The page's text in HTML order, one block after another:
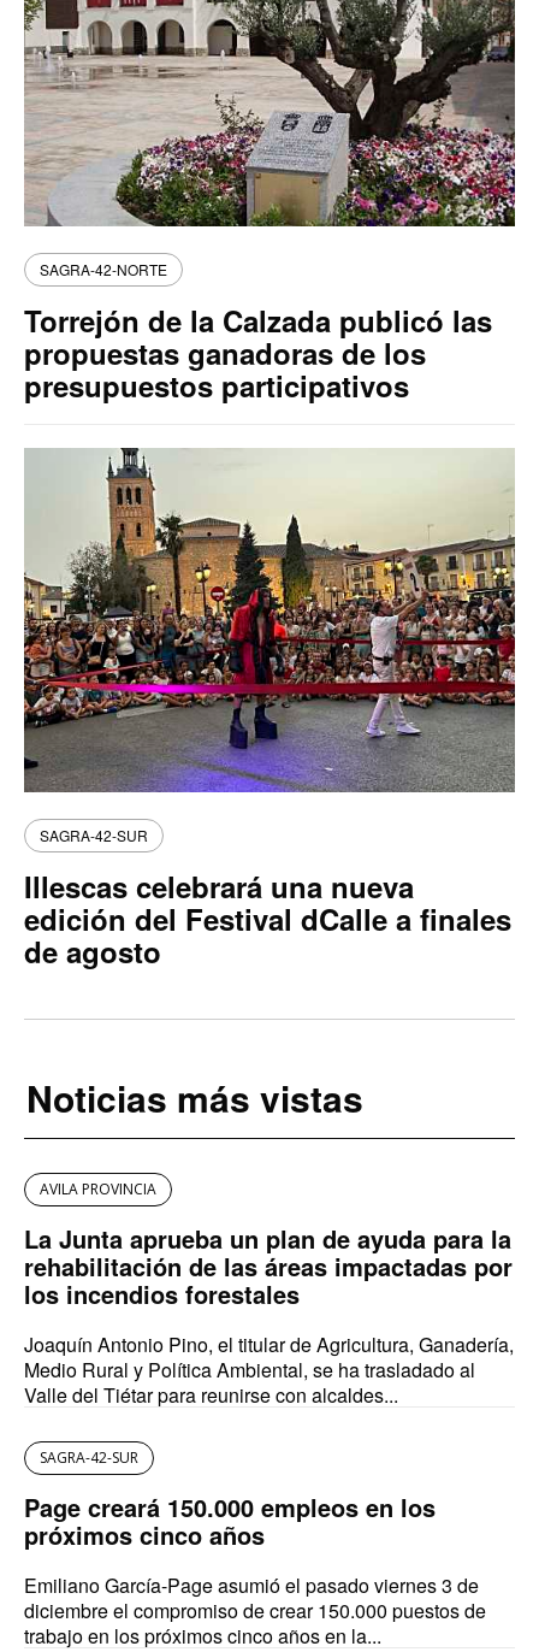
SAGRA-42-NORTE
Torrejón de la Calzada publicó las
propuestas ganadoras de los
presupuestos participativos
SAGRA-42-SUR
Illescas celebrará una nueva
edición del Festival dCalle a finales
de agosto
Noticias más vistas
AVILA PROVINCIA
La Junta aprueba un plan de ayuda para la
rehabilitación de las áreas impactadas por
los incendios forestales
Joaquín Antonio Pino, el titular de Agricultura, Ganadería,
Medio Rural y Política Ambiental, se ha trasladado al
Valle del Tiétar para reunirse con alcaldes...
SAGRA-42-SUR
Page creará 150.000 empleos en los
próximos cinco años
Emiliano García-Page asumió el pasado viernes 3 de
diciembre el compromiso de crear 150.000 puestos de
trabajo en los próximos cinco años en la...